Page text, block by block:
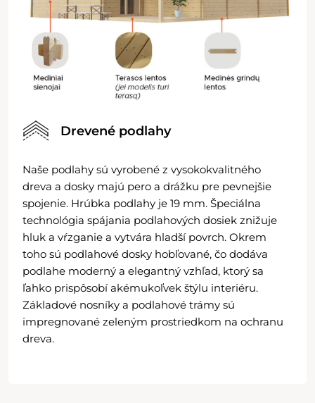
Drevené podlahy
Naše podlahy sú vyrobené z vysokokvalitného
dreva a dosky majú pero a drážku pre pevnejšie
spojenie. Hrúbka podlahy je 19 mm. Špeciálna
technológia spájania podlahových dosiek znižuje
hluk a vŕzganie a vytvára hladší povrch. Okrem
toho sú podlahové dosky hobľované, čo dodáva
podlahe moderný a elegantný vzhľad, ktorý sa
ľahko prispôsobí akémukoľvek štýlu interiéru.
Základové nosníky a podlahové trámy sú
impregnované zeleným prostriedkom na ochranu
dreva.